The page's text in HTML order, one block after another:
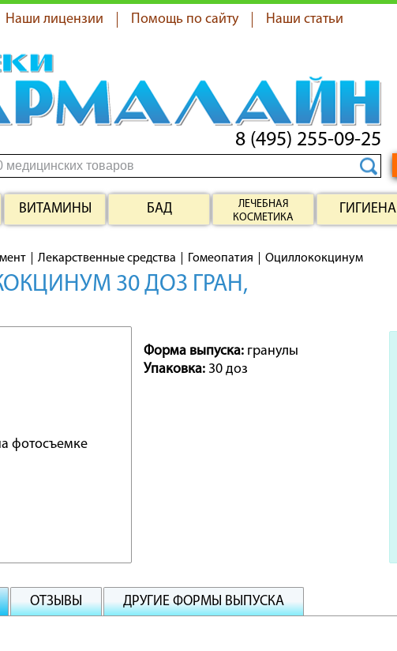
Наши лицензии Помощь по сайту Наши статьи
8 (495) 255-09-25
ВИТАМИНЫ БАД
ЛЕЧЕБНАЯ
КОСМЕТИКА
ГИГИЕНА
Лекарственные средства Гомеопатия Оциллококцинум
30 ДОЗ ГРАН,
Форма выпуска: гранулы
Упаковка: 30 доз
ОТЗЫВЫ ДРУГИЕ ФОРМЫ ВЫПУСКА